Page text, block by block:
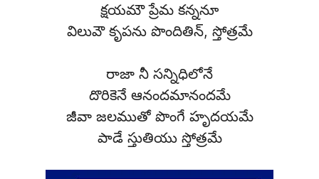
క్షయమౌ ప్రేమ కన్ననూ
విలువౌ కృపను పొందితిన్, స్తోత్రమే
రాజా నీ సన్నిధిలోనే
దొరికెనే ఆనందమానందమే
జీవా జలముతో పొంగే హృదయమే
పాడే స్తుతియు స్తోత్రమే